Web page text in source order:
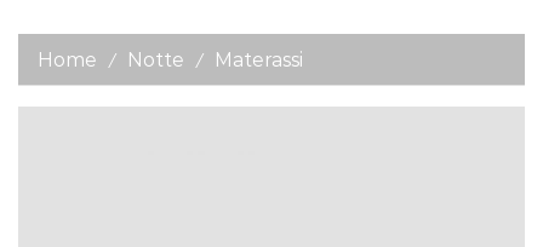
Home / Notte / Materassi